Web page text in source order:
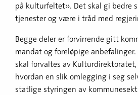
på kulturfeltet». Det skal gi bedre
tjenester og være i tråd med
Begge deler er forvirrende gitt
mandat og foreløpige
skal forvaltes av
hvordan en slik omlegging i seg
statlige styringen av